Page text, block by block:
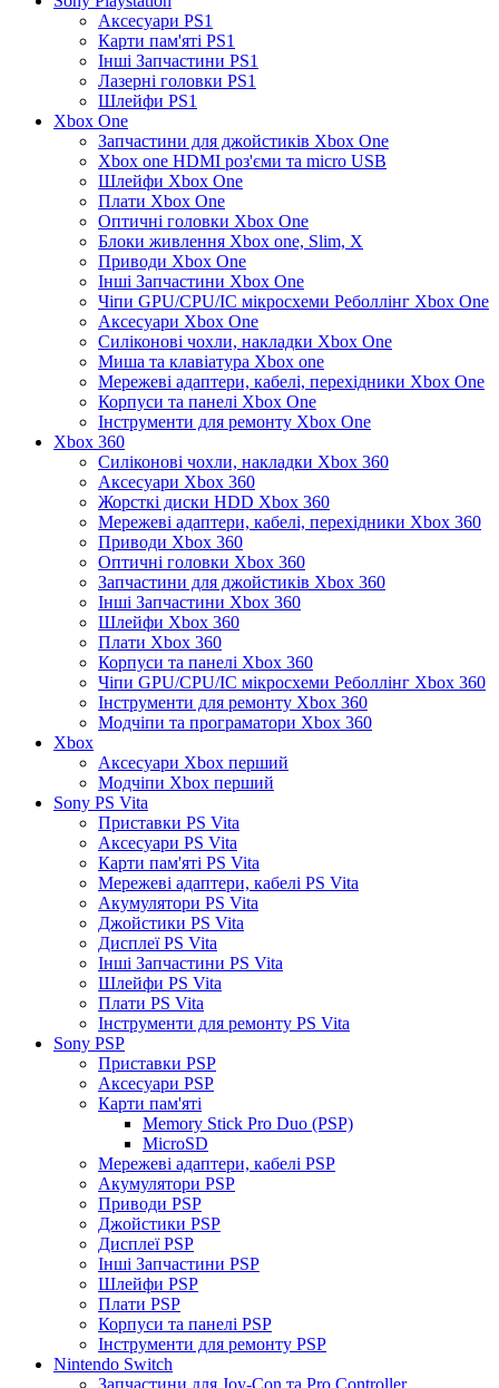
Аксесуари PS1
Карти пам'яті PS1
Інші Запчастини PS1
Лазерні головки PS1
Шлейфи PS1
Xbox One
Запчастини для джойстиків Xbox One
Xbox one HDMI роз'єми та micro USB
Шлейфи Xbox One
Плати Xbox One
Оптичні головки Xbox One
Блоки живлення Xbox one, Slim, X
Приводи Xbox One
Інші Запчастини Xbox One
Чіпи GPU/CPU/IC мікросхеми Реболлінг Xbox One
Аксесуари Xbox One
Силіконові чохли, накладки Xbox One
Миша та клавіатура Xbox one
Мережеві адаптери, кабелі, перехідники Xbox One
Корпуси та панелі Xbox One
Інструменти для ремонту Xbox One
Xbox 360
Силіконові чохли, накладки Xbox 360
Аксесуари Xbox 360
Жорсткі диски HDD Xbox 360
Мережеві адаптери, кабелі, перехідники Xbox 360
Приводи Xbox 360
Оптичні головки Xbox 360
Запчастини для джойстиків Xbox 360
Інші Запчастини Xbox 360
Шлейфи Xbox 360
Плати Xbox 360
Корпуси та панелі Xbox 360
Чіпи GPU/CPU/IC мікросхеми Реболлінг Xbox 360
Інструменти для ремонту Xbox 360
Модчіпи та програматори Xbox 360
Xbox
Аксесуари Xbox перший
Модчіпи Xbox перший
Sony PS Vita
Приставки PS Vita
Аксесуари PS Vita
Карти пам'яті PS Vita
Мережеві адаптери, кабелі PS Vita
Акумулятори PS Vita
Джойстики PS Vita
Дисплеї PS Vita
Інші Запчастини PS Vita
Шлейфи PS Vita
Плати PS Vita
Інструменти для ремонту PS Vita
Sony PSP
Приставки PSP
Аксесуари PSP
Карти пам'яті
Memory Stick Pro Duo (PSP)
MicroSD
Мережеві адаптери, кабелі PSP
Акумулятори PSP
Приводи PSP
Джойстики PSP
Дисплеї PSP
Інші Запчастини PSP
Шлейфи PSP
Плати PSP
Корпуси та панелі PSP
Інструменти для ремонту PSP
Nintendo Switch
Запчастини для Joy-Con та Pro Controller